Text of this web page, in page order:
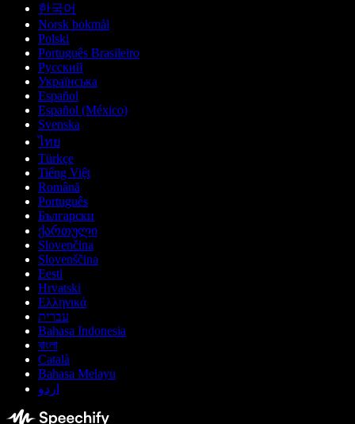
한국어
Norsk bokmål
Polski
Português Brasileiro
Русский
Українська
Español
Español (México)
Svenska
ไทย
Türkçe
Tiếng Việt
Română
Português
Български
ქართული
Slovenčina
Slovenščina
Eesti
Hrvatski
Ελληνικά
עברית
Bahasa Indonesia
বাংলা
Català
Bahasa Melayu
اردو